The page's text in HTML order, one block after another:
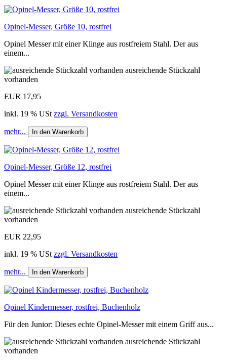
Opinel-Messer, Größe 10, rostfrei
Opinel Messer mit einer Klinge aus rostfreiem Stahl. Der aus
einem...
ausreichende Stückzahl
vorhanden
EUR 17,95
inkl. 19 % USt zzgl. Versandkosten
mehr... In den Warenkorb
Opinel-Messer, Größe 12, rostfrei
Opinel Messer mit einer Klinge aus rostfreiem Stahl. Der aus
einem...
ausreichende Stückzahl
vorhanden
EUR 22,95
inkl. 19 % USt zzgl. Versandkosten
mehr... In den Warenkorb
Opinel Kindermesser, rostfrei, Buchenholz
Für den Junior: Dieses echte Opinel-Messer mit einem Griff aus...
ausreichende Stückzahl
vorhanden